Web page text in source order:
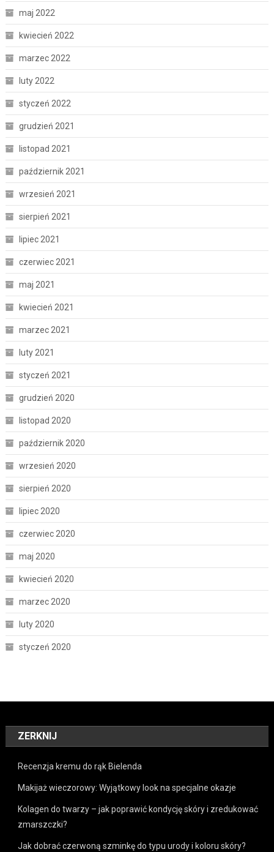
maj 2022
kwiecień 2022
marzec 2022
luty 2022
styczeń 2022
grudzień 2021
listopad 2021
październik 2021
wrzesień 2021
sierpień 2021
lipiec 2021
czerwiec 2021
maj 2021
kwiecień 2021
marzec 2021
luty 2021
styczeń 2021
grudzień 2020
listopad 2020
październik 2020
wrzesień 2020
sierpień 2020
lipiec 2020
czerwiec 2020
maj 2020
kwiecień 2020
marzec 2020
luty 2020
styczeń 2020
ZERKNIJ
Recenzja kremu do rąk Bielenda
Makijaż wieczorowy: Wyjątkowy look na specjalne okazje
Kolagen do twarzy – jak poprawić kondycję skóry i zredukować
zmarszczki?
Jak dobrać czerwoną szminkę do typu urody i koloru skóry?